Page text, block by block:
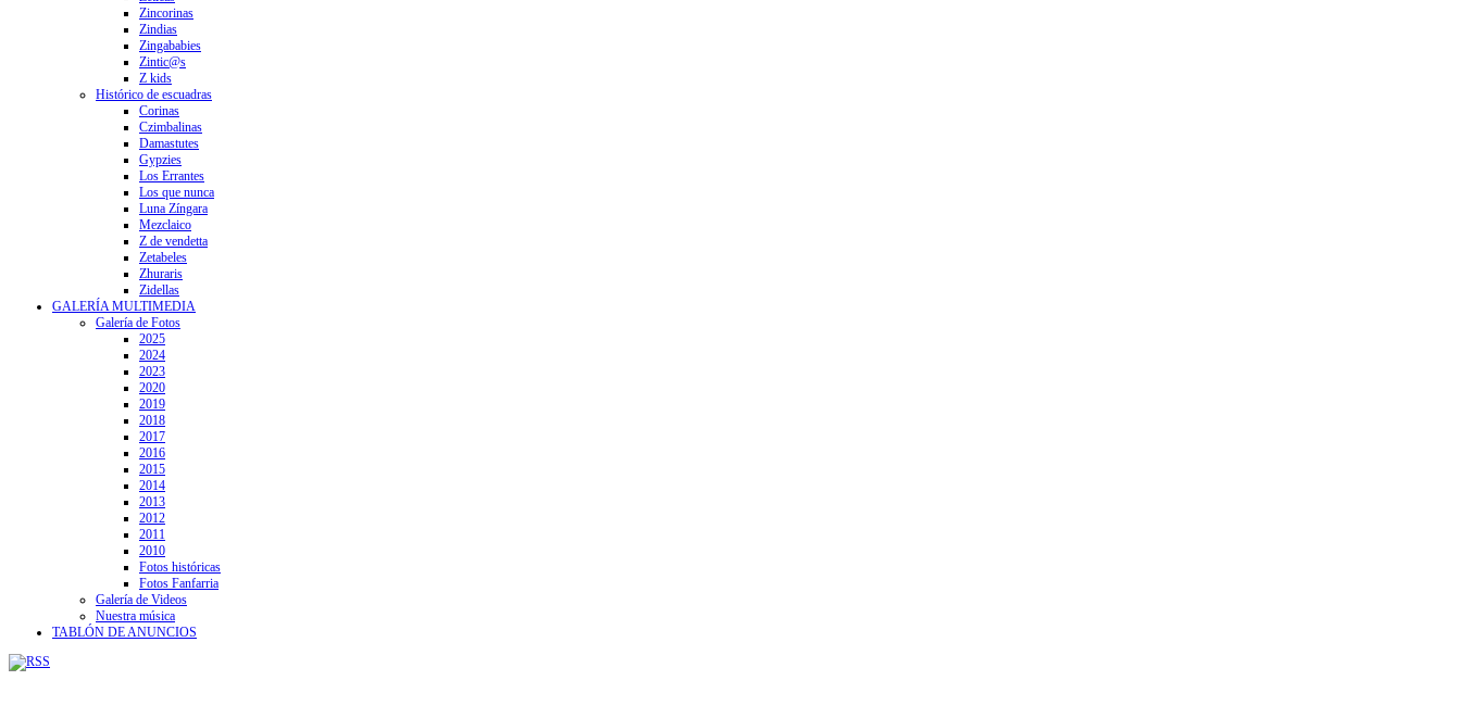
Zincorinas
Zindias
Zingababies
Zintic@s
Z kids
Histórico de escuadras
Corinas
Czimbalinas
Damastutes
Gypzies
Los Errantes
Los que nunca
Luna Zíngara
Mezclaico
Z de vendetta
Zetabeles
Zhuraris
Zidellas
GALERÍA MULTIMEDIA
Galería de Fotos
2025
2024
2023
2020
2019
2018
2017
2016
2015
2014
2013
2012
2011
2010
Fotos históricas
Fotos Fanfarria
Galería de Videos
Nuestra música
TABLÓN DE ANUNCIOS